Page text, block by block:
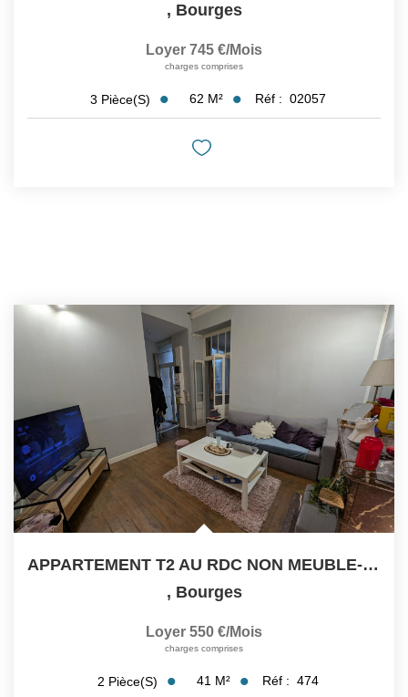
, Bourges
Loyer 745 €/mois
charges comprises
3 Pièce(s) 62 M² Réf : 02057
APPARTEMENT T2 AU RDC NON MEUBLE- 41 M²- BOURGES
, Bourges
Loyer 550 €/mois
charges comprises
2 Pièce(s) 41 M² Réf : 474